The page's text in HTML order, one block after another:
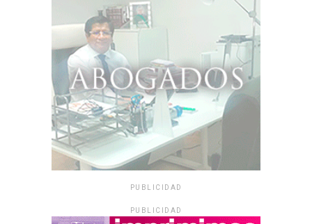
PUBLICIDAD
PUBLICIDAD